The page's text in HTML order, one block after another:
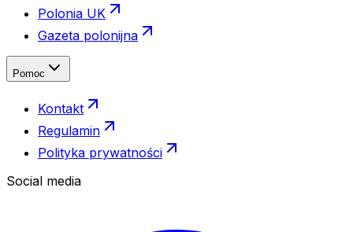
Polonia UK
Gazeta polonijna
Pomoc
Kontakt
Regulamin
Polityka prywatności
Social media